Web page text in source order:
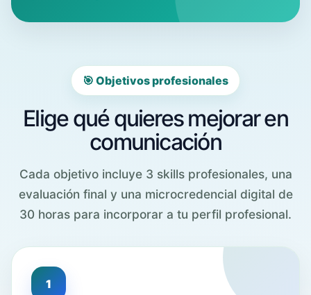
🎯 Objetivos profesionales
Elige qué quieres mejorar en
comunicación
Cada objetivo incluye 3 skills profesionales, una
evaluación final y una microcredencial digital de
30 horas para incorporar a tu perfil profesional.
1